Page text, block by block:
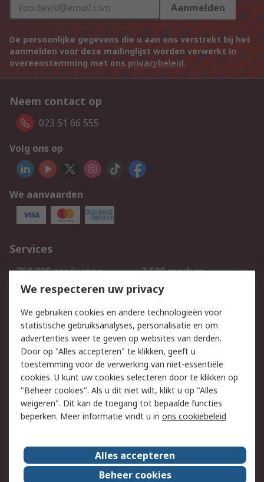
Aanmelden
De persoonlijke gegevens die u aan ons verstrekt bij het
aanmelden voor deze mailinglijst worden verwerkt in
overeenstemming met ons privacybeleid.
Neem contact op
023 51 66 555
Volg ons op
We aanvaarden
Services
750.000 producten
2.500 merken
Bestellen
Inkoopoplossingen
Track & Trace
Wettelijk
Cookiebeleid
Email veiligheid
Privacybeleid
Websitevoorwaarden
Algemene
verkoopvoorwaarden
Over RS
RS Group Over ons
We respecteren uw privacy
We gebruiken cookies en andere technologieën voor
statistische gebruiksanalyses, personalisatie en om
advertenties weer te geven op websites van derden.
Door op "Alles accepteren" te klikken, geeft u
toestemming voor de verwerking van niet-essentiële
cookies. U kunt uw cookies selecteren door te klikken op
"Beheer cookies". Als u dit niet wilt, klikt u op "Alles
weigeren". Dit kan de toegang tot bepaalde functies
beperken. Meer informatie vindt u in ons cookiebeleid
Alles accepteren
Beheer cookies